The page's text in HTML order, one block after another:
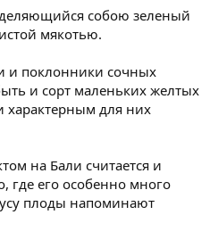
собою зеленый
мякотью.
и поклонники сочных
и сорт маленьких желтых
характерным для них
на Бали считается и
где его особенно много
плоды напоминают